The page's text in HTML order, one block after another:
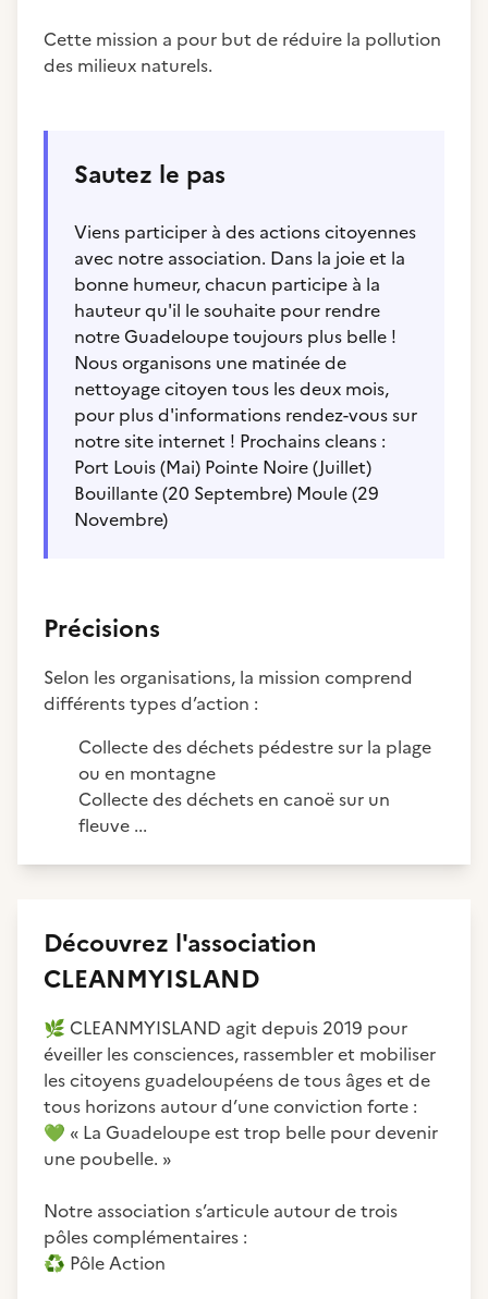
Cette mission a pour but de réduire la pollution
des milieux naturels.
Sautez le pas
Viens participer à des actions citoyennes
avec notre association. Dans la joie et la
bonne humeur, chacun participe à la
hauteur qu'il le souhaite pour rendre
notre Guadeloupe toujours plus belle !
Nous organisons une matinée de
nettoyage citoyen tous les deux mois,
pour plus d'informations rendez-vous sur
notre site internet ! Prochains cleans :
Port Louis (Mai) Pointe Noire (Juillet)
Bouillante (20 Septembre) Moule (29
Novembre)
Précisions
Selon les organisations, la mission comprend
différents types d’action :
Collecte des déchets pédestre sur la plage
ou en montagne
Collecte des déchets en canoë sur un
fleuve ...
Découvrez l'association
CLEANMYISLAND
🌿 CLEANMYISLAND agit depuis 2019 pour
éveiller les consciences, rassembler et mobiliser
les citoyens guadeloupéens de tous âges et de
💚 « La Guadeloupe est trop belle pour devenir
une poubelle. »
Notre association s’articule autour de trois
♻️ Pôle Action